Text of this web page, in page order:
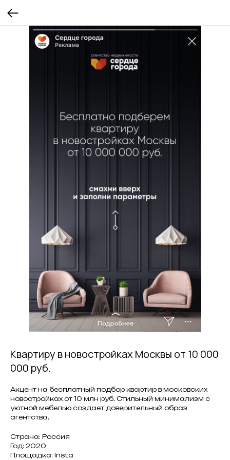
Квартиру в новостройках Москвы от 10 000
000 руб.
Акцент на бесплатный подбор квартир в московских
новостройках от 10 млн руб. Стильный минимализм с
уютной мебелью создает доверительный образ
агентства.
Страна: Россия
Год: 2020
Площадка: Insta